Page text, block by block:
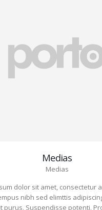
Medias
Medias
dolor sit amet, consectetur
nibh sed elimttis
purus. Suspendisse potenti.